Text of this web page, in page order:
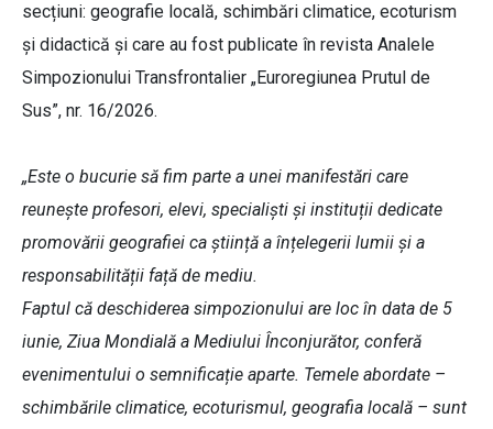
secțiuni: geografie locală, schimbări climatice, ecoturism
și didactică și care au fost publicate în revista Analele
Simpozionului Transfrontalier „Euroregiunea Prutul de
Sus”, nr. 16/2026.
„Este o bucurie să fim parte a unei manifestări care
reunește profesori, elevi, specialiști și instituții dedicate
promovării geografiei ca știință a înțelegerii lumii și a
responsabilității față de mediu.
Faptul că deschiderea simpozionului are loc în data de 5
iunie, Ziua Mondială a Mediului Înconjurător, conferă
evenimentului o semnificație aparte. Temele abordate –
schimbările climatice, ecoturismul, geografia locală – sunt